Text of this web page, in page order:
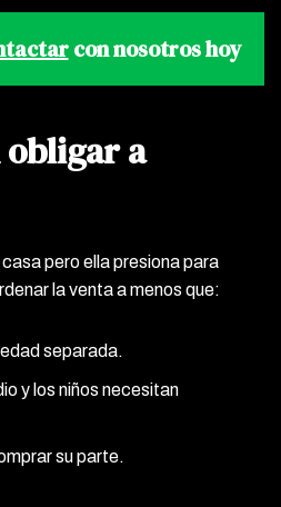
con nosotros hoy
obligar a
pero ella presiona para
la venta a menos que:
separada.
y los niños necesitan
su parte.